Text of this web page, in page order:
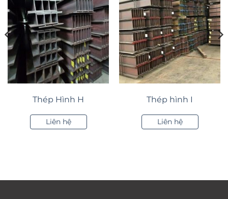
Thép Hình H
Liên hệ
Thép hình I
Liên hệ